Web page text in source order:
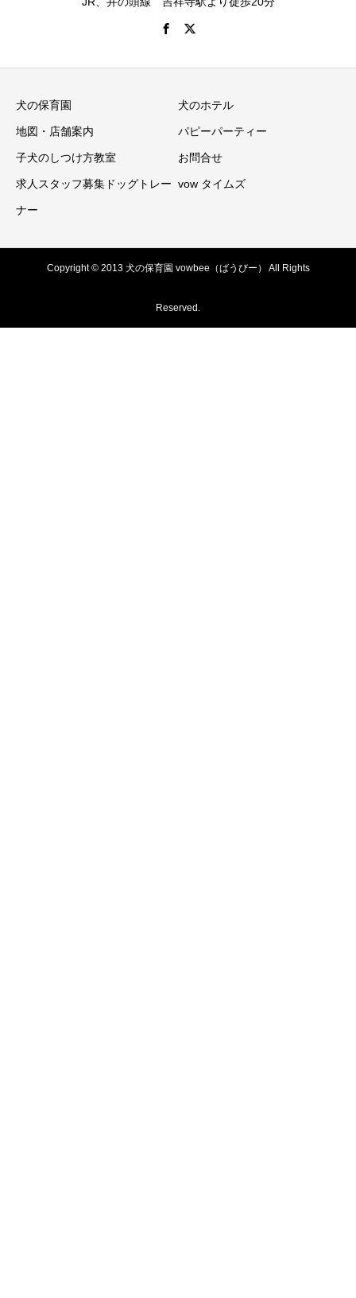
犬の保育園 犬のホテル
地図・店舗案内 パピーパーティー
子犬のしつけ方教室 お問合せ
求人スタッフ募集ドッグトレー
ナー
vow タイムズ
Copyright © 2013 犬の保育園 vowbee（ばうびー） All Rights
Reserved.